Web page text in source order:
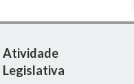
Atividade
Legislativa